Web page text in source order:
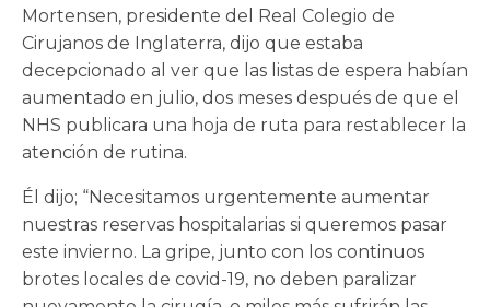
Mortensen, presidente del Real Colegio de
Cirujanos de Inglaterra, dijo que estaba
decepcionado al ver que las listas de espera habían
aumentado en julio, dos meses después de que el
NHS publicara una hoja de ruta para restablecer la
atención de rutina.
Él dijo; “Necesitamos urgentemente aumentar
nuestras reservas hospitalarias si queremos pasar
este invierno. La gripe, junto con los continuos
brotes locales de covid-19, no deben paralizar